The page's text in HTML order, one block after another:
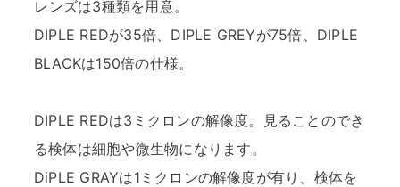
レンズは3種類を用意。
DIPLE REDが35倍、DIPLE GREYが75倍、DIPLE
BLACKは150倍の仕様。
DIPLE REDは3ミクロンの解像度。見ることのでき
る検体は細胞や微生物になります。
DiPLE GRAYは1ミクロンの解像度が有り、検体を